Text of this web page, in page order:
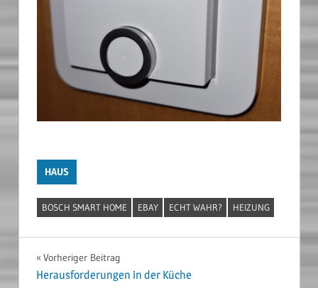
HAUS
BOSCH SMART HOME EBAY ECHT WAHR? HEIZUNG
Beitragsnavigation
Vorheriger Beitrag
Herausforderungen in der Küche